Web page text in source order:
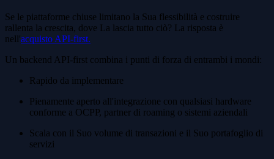
Se le piattaforme chiuse limitano la Sua flessibilità e costruire
rallenta la crescita, dove La lascia tutto ciò? La risposta è
nell'acquisto API-first.
Un backend API-first combina i punti di forza di entrambi i mondi:
Rapido da implementare
Pienamente aperto all'integrazione con qualsiasi hardware
conforme a OCPP, partner di roaming o sistemi aziendali
Scala con il Suo volume di transazioni e il Suo portafoglio di
servizi